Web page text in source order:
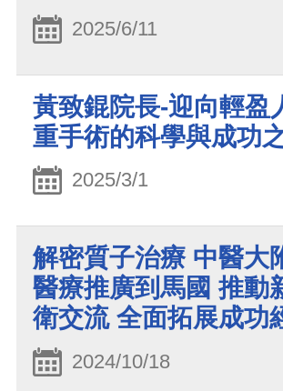
2025/6/11
黃致錕院長-迎向輕盈
重手術的科學與成功
2025/3/1
解密質子治療 中醫大
醫療推廣到馬國 推動
衛交流 全面拓展成功
2024/10/18